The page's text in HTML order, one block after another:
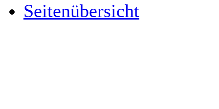
Seitenübersicht